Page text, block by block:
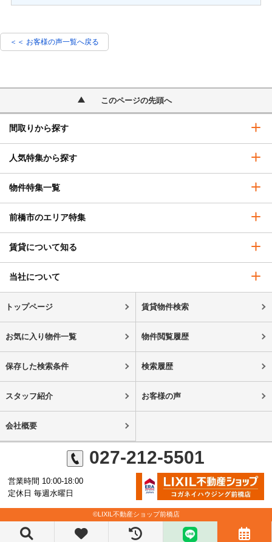
＜＜ お客様の声一覧へ戻る
このページの先頭へ
間取りから探す
人気特集から探す
物件特集一覧
前橋市のエリア特集
賃貸について知る
当社について
トップページ 賃貸物件検索
お気に入り物件一覧 物件閲覧履歴
保存した検索条件 検索履歴
スタッフ紹介 お客様の声
会社概要
027-212-5501
営業時間 10:00-18:00
定休日 毎週水曜日
©LIXIL不動産ショップ前橋店